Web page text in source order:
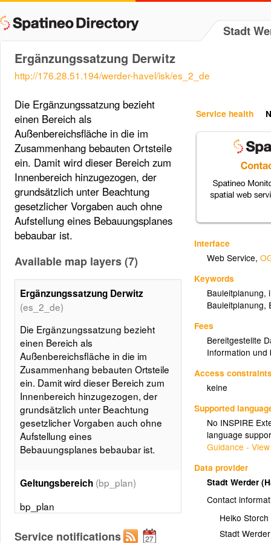
Stadt
Ergänzungssatzung Derwitz
http://176.28.51.194/werder-havel/isk/es_2_de
Service health
Interface
Web Service,
Keywords
Bauleitplanung,
Bauleitplanung,
Fees
Bereitgestellte
Information und
Access
keine
Supported
No INSPIRE
language
Guidance -
Data provider
Stadt Werder
Contact
Heiko Storch
Stadt
Die Ergänzungssatzung bezieht
einen Bereich als
Außenbereichsfläche in die im
Zusammenhang bebauten Ortsteile
ein. Damit wird dieser Bereich zum
Innenbereich hinzugezogen, der
grundsätzlich unter Beachtung
gesetzlicher Vorgaben auch ohne
Aufstellung eines Bebauungsplanes
bebaubar ist.
Available map layers (7)
Ergänzungssatzung Derwitz
(es_2_de)
Die Ergänzungssatzung bezieht
einen Bereich als
Außenbereichsfläche in die im
Zusammenhang bebauten Ortsteile
ein. Damit wird dieser Bereich zum
Innenbereich hinzugezogen, der
grundsätzlich unter Beachtung
gesetzlicher Vorgaben auch ohne
Aufstellung eines
Bebauungsplanes bebaubar ist.
Geltungsbereich (bp_plan)
bp_plan
Geltungsbereich(bp_plan_f)
Service notifications